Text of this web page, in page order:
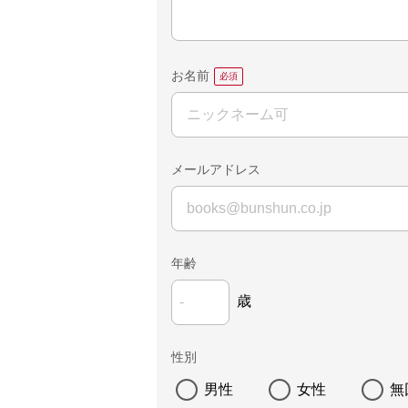
お名前
メールアドレス
年齢
歳
性別
男性 女性 無